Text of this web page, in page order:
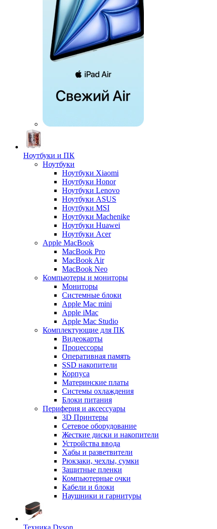
Ноутбуки и ПК
Ноутбуки
Ноутбуки Xiaomi
Ноутбуки Honor
Ноутбуки Lenovo
Ноутбуки ASUS
Ноутбуки MSI
Ноутбуки Machenike
Ноутбуки Huawei
Ноутбуки Acer
Apple MacBook
MacBook Pro
MacBook Air
MacBook Neo
Компьютеры и мониторы
Мониторы
Системные блоки
Apple Mac mini
Apple iMac
Apple Mac Studio
Комплектующие для ПК
Видеокарты
Процессоры
Оперативная память
SSD накопители
Корпуса
Материнские платы
Системы охлаждения
Блоки питания
Периферия и аксессуары
3D Принтеры
Сетевое оборудование
Жесткие диски и накопители
Устройства ввода
Хабы и разветвители
Рюкзаки, чехлы, сумки
Защитные пленки
Компьютерные очки
Кабели и блоки
Наушники и гарнитуры
Техника Dyson